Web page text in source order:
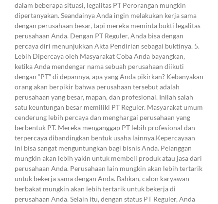
dalam beberapa situasi, legalitas PT Perorangan mungkin
dipertanyakan. Seandainya Anda ingin melakukan kerja sama
dengan perusahaan besar, tapi mereka meminta bukti legalitas
perusahaan Anda. Dengan PT Reguler, Anda bisa dengan
percaya diri menunjukkan Akta Pendirian sebagai buktinya. 5.
Lebih Dipercaya oleh Masyarakat Coba Anda bayangkan,
ketika Anda mendengar nama sebuah perusahaan diikuti
dengan “PT” di depannya, apa yang Anda pikirkan? Kebanyakan
orang akan berpikir bahwa perusahaan tersebut adalah
perusahaan yang besar, mapan, dan profesional. Inilah salah
satu keuntungan besar memiliki PT Reguler. Masyarakat umum
cenderung lebih percaya dan menghargai perusahaan yang
berbentuk PT. Mereka menganggap PT lebih profesional dan
terpercaya dibandingkan bentuk usaha lainnya.Kepercayaan
ini bisa sangat menguntungkan bagi bisnis Anda. Pelanggan
mungkin akan lebih yakin untuk membeli produk atau jasa dari
perusahaan Anda. Perusahaan lain mungkin akan lebih tertarik
untuk bekerja sama dengan Anda. Bahkan, calon karyawan
berbakat mungkin akan lebih tertarik untuk bekerja di
perusahaan Anda. Selain itu, dengan status PT Reguler, Anda